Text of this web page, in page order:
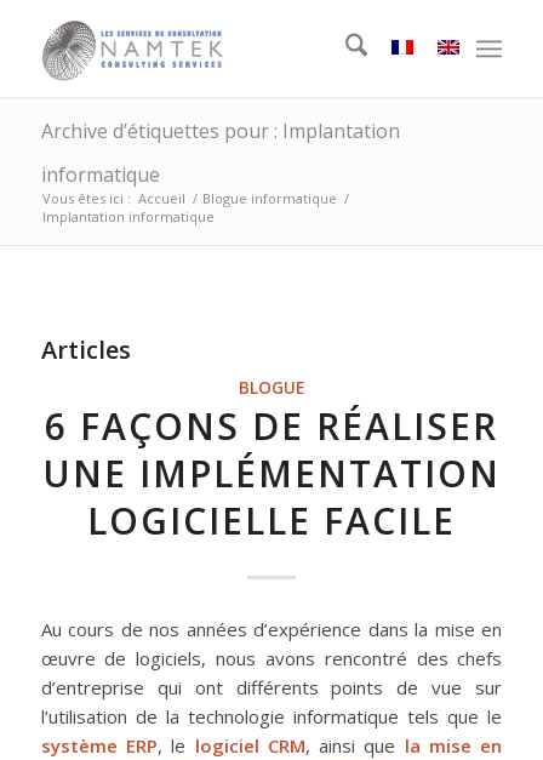
Archive d’étiquettes pour : Implantation
informatique
Vous êtes ici : Accueil / Blogue informatique /
Implantation informatique
Articles
BLOGUE
6 FAÇONS DE RÉALISER
UNE IMPLÉMENTATION
LOGICIELLE FACILE
Au cours de nos années d’expérience dans la mise en
œuvre de logiciels, nous avons rencontré des chefs
d’entreprise qui ont différents points de vue sur
l’utilisation de la technologie informatique tels que le
système ERP, le logiciel CRM, ainsi que la mise en